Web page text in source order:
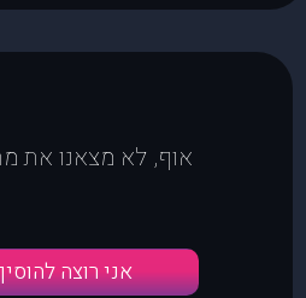
אוף, לא מצאנו את
אני רוצה